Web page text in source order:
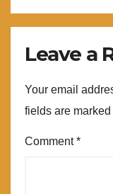
Leave a
Your email
fields are marked
Comment*